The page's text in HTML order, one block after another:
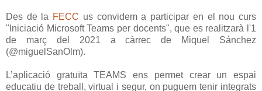
Des de la FECC us convidem a participar en el nou curs
"Iniciació Microsoft Teams per docents", que es realitzarà l'1
de març del 2021 a càrrec de Miquel Sánchez
(@miguelSanOlm).
L’aplicació gratuïta TEAMS ens permet crear un espai
educatiu de treball, virtual i segur, on puguem tenir integrats